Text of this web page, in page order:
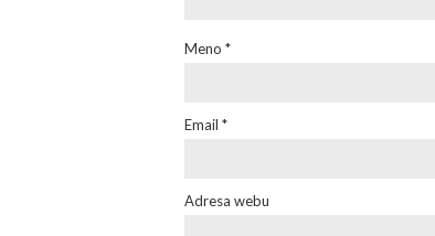
Meno *
Email *
Adresa webu